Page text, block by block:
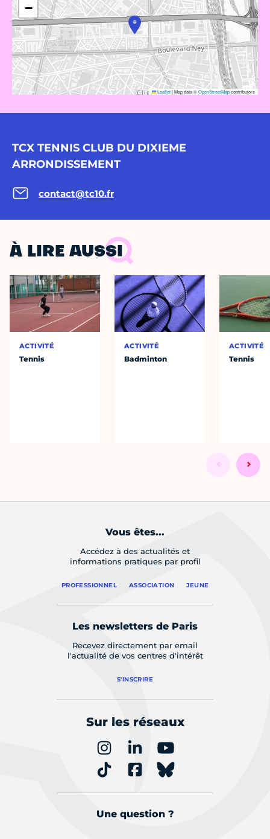
−
Leaflet|Map data ©OpenStreetMapcontributors
TCX TENNIS CLUB DU DIXIEME
ARRONDISSEMENT
contact@tc10.fr
À LIRE AUSSI
ACTIVITÉ
Tennis
ACTIVITÉ
Badminton
ACTIVITÉ
Tennis
Vous êtes...
Accédez à des actualités et
informations pratiques par profil
PROFESSIONNEL ASSOCIATION JEUNE
Les newsletters de Paris
Recevez directement par email
l'actualité de vos centres d'intérêt
S'INSCRIRE
Sur les réseaux
Une question ?